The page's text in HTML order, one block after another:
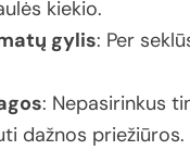
kiekio.
gylis: Per
: Nepasirinkus
dažnos priežiūros.